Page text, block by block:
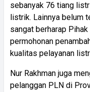
sebanyak 76 tiang
listrik. Lainnya belum
sangat berharap
permohonan
kualitas pelayanan
Nur Rakhman juga
pelanggan PLN di